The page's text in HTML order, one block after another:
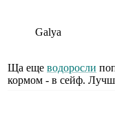
Galya
Ща еще водоросли
кормом - в сейф.